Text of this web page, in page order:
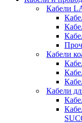
Кабели
Кабели
Кабели